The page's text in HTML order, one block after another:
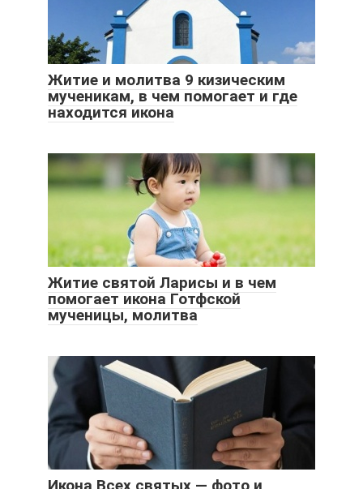
Житие и молитва 9 кизическим
мученикам, в чем помогает и где
находится икона
Житие святой Ларисы и в чем
помогает икона Готфской
мученицы, молитва
Икона Всех святых — фото и